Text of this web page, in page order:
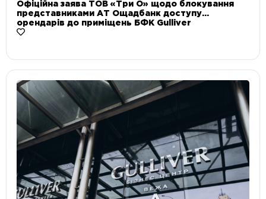
Офіційна заява ТОВ «Три О» щодо блокування
представниками АТ Ощадбанк доступу
орендарів до приміщень БФК Gulliver